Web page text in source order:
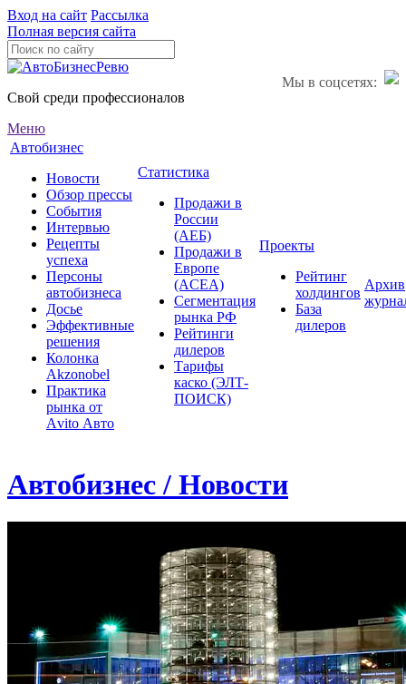
Вход на сайт Рассылка
Полная версия сайта
Мы в соцсетях:
Свой среди профессионалов
Меню
Автобизнес
Новости
Обзор прессы
События
Интервью
Рецепты
успеха
Персоны
автобизнеса
Досье
Эффективные
решения
Колонка
Akzonobel
Практика
рынка от
Аvito Авто
Статистика
Продажи в
России
(АЕБ)
Продажи в
Европе
(ACEA)
Сегментация
рынка РФ
Рейтинги
дилеров
Тарифы
каско (ЭЛТ-
ПОИСК)
Проекты
Рейтинг
холдингов
База
дилеров
Архив
Автобизнес / Новости